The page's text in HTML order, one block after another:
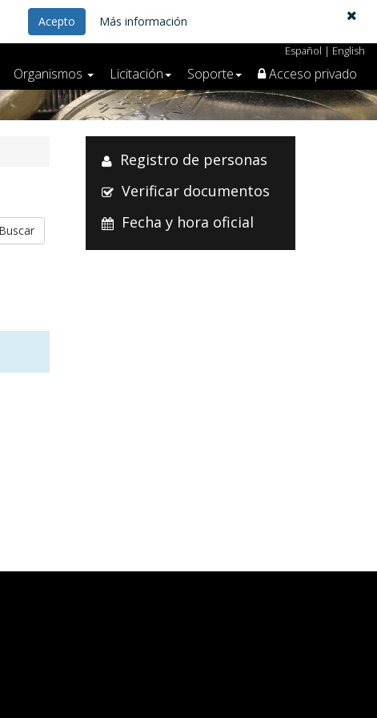
Acepto Más información
Español | English
Organismos Licitación Soporte Acceso privado
Registro de personas
Verificar documentos
Fecha y hora oficial